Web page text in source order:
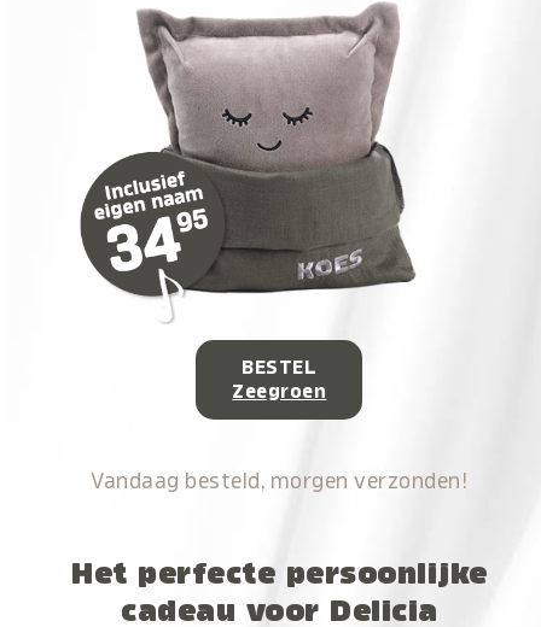
BESTEL
Zeegroen
Vandaag besteld, morgen verzonden!
Het perfecte persoonlijke
cadeau voor Delicia